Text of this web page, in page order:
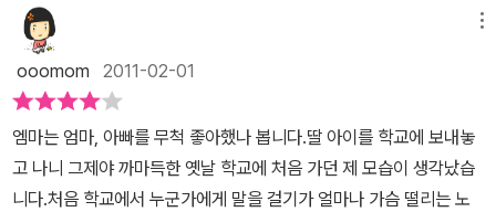
ooomom 2011-02-01
엠마는 엄마, 아빠를 무척 좋아했나 봅니다.딸 아이를 학교에 보내놓
고 나니 그제야 까마득한 옛날 학교에 처음 가던 제 모습이 생각났습
니다.처음 학교에서 누군가에게 말을 걸기가 얼마나 가슴 떨리는 노